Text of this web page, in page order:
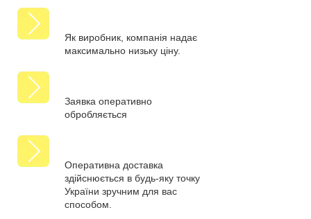
Як виробник, компанія надає
максимально низьку ціну.
Заявка оперативно
обробляється
Оперативна доставка
здійснюється в будь-яку точку
України зручним для вас
способом.